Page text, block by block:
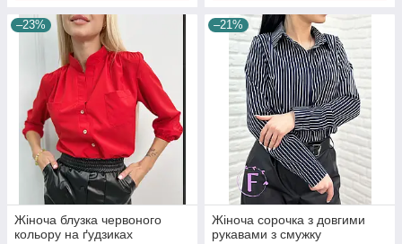
–23%
Жіноча блузка червоного
кольору на ґудзиках
–21%
Жіноча сорочка з довгими
рукавами з смужку